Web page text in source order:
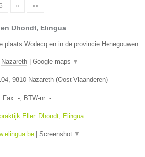
5 » »»
Dhondt, Elingua
plaats Wodecq en in de provincie Henegouwen.
Nazareth Google maps ▼
, 9810 Nazareth (Oost-Vlaanderen)
, Fax: -, BTW-nr: -
Ellen Dhondt, Elingua
Screenshot ▼